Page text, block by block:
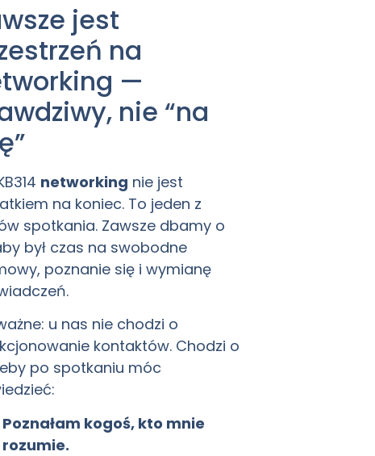
jest
na
—
nie “na
networking nie jest
na koniec. To jeden z
spotkania. Zawsze dbamy o
był czas na swobodne
poznanie się i wymianę
u nas nie chodzi o
kontaktów. Chodzi o
po spotkaniu móc
Poznałam kogoś, kto mnie
rozumie.